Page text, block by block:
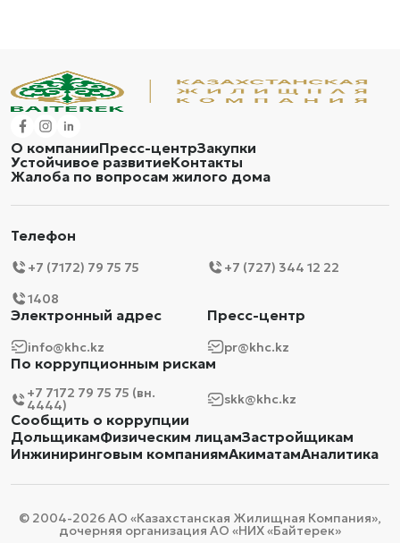
О компанииПресс-центрЗакупки
Устойчивое развитиеКонтакты
Жалоба по вопросам жилого дома
Телефон
+7 (7172) 79 75 75
+7 (727) 344 12 22
1408
Электронный адрес
info@khc.kz
Пресс-центр
pr@khc.kz
По коррупционным рискам
+7 7172 79 75 75 (вн.
4444) skk@khc.kz
Сообщить о коррупции
ДольщикамФизическим лицамЗастройщикам
Инжиниринговым компаниямАкиматамАналитика
© 2004-2026 АО «Казахстанская Жилищная Компания»,
дочерняя организация АО «НИХ «Байтерек»